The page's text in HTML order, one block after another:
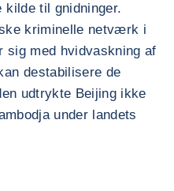
til gnidninger.
kriminelle netværk i
med hvidvaskning af
destabilisere de
udtrykte Beijing ikke
under landets